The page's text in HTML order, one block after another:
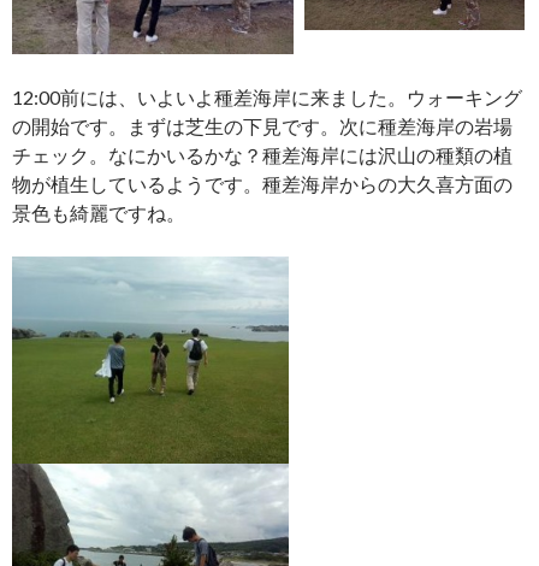
12:00前には、いよいよ種差海岸に来ました。ウォーキング
の開始です。まずは芝生の下見です。次に種差海岸の岩場
チェック。なにかいるかな？種差海岸には沢山の種類の植
物が植生しているようです。種差海岸からの大久喜方面の
景色も綺麗ですね。